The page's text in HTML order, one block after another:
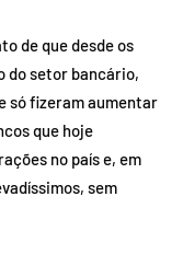
de que desde os
do setor bancário,
só fizeram aumentar
que hoje
no país e, em
sem